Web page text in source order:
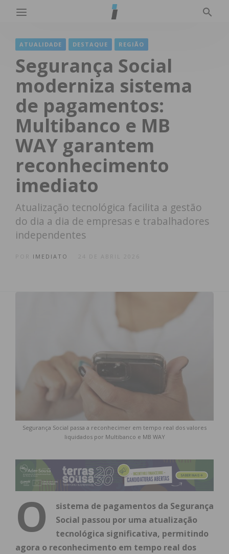
ATUALIDADE DESTAQUE REGIÃO
Segurança Social
moderniza sistema
de pagamentos:
Multibanco e MB
WAY garantem
reconhecimento
imediato
Atualização tecnológica facilita a gestão
do dia a dia de empresas e trabalhadores
independentes
IMEDIATO 24 DE ABRIL 2026
Segurança Social passa a reconhecimer em tempo real dos valores
liquidados por Multibanco e MB WAY
O
sistema de pagamentos da Segurança
Social passou por uma atualização
tecnológica significativa, permitindo
agora o reconhecimento em tempo real dos